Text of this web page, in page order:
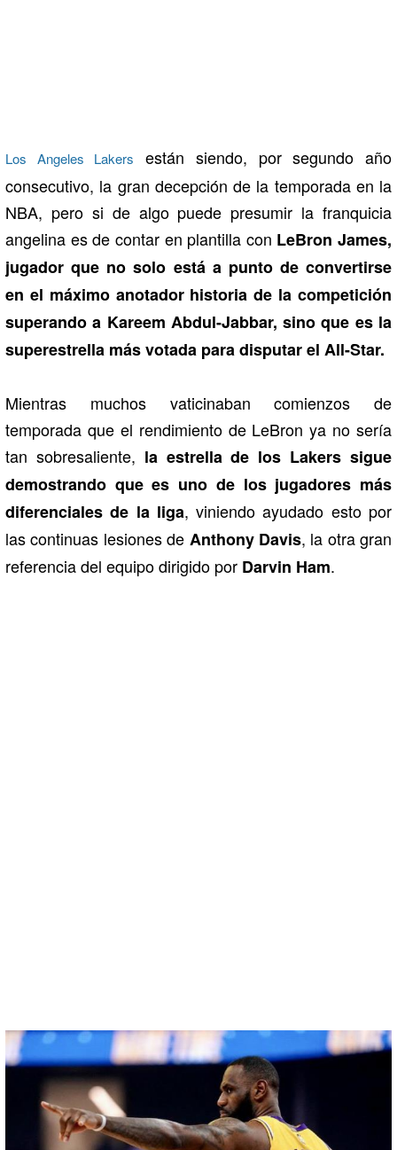
Los Angeles Lakers
están siendo, por segundo año
consecutivo, la gran decepción de la temporada en la
NBA, pero si de algo puede presumir la franquicia
angelina es de contar en plantilla con LeBron James,
jugador que no solo está a punto de convertirse
en el máximo anotador historia de la competición
superando a Kareem Abdul-Jabbar, sino que es la
superestrella más votada para disputar el All-Star.
Mientras muchos vaticinaban comienzos de
temporada que el rendimiento de LeBron ya no sería
tan sobresaliente, la estrella de los Lakers sigue
demostrando que es uno de los jugadores más
diferenciales de la liga, viniendo ayudado esto por
las continuas lesiones de Anthony Davis, la otra gran
referencia del equipo dirigido por Darvin Ham.